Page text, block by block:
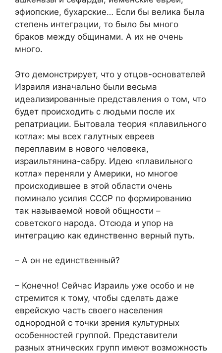
эфиопские, бухарские… Если бы велика была
степень интеграции, то было бы много
браков между общинами. А их не очень
много.
Это демонстрирует, что у отцов-основателей
Израиля изначально были весьма
идеализированные представления о том, что
будет происходить с людьми после их
репатриации. Бытовала теория «плавильного
котла»: мы всех галутных евреев
переплавим в нового человека,
израильтянина-сабру. Идею «плавильного
котла» переняли у Америки, но многое
происходившее в этой области очень
поминало усилия СССР по формированию
так называемой новой общности –
советского народа. Отсюда и упор на
интеграцию как единственно верный путь.
– А он не единственный?
– Конечно! Сейчас Израиль уже особо и не
стремится к тому, чтобы сделать даже
еврейскую часть своего населения
однородной с точки зрения культурных
особенностей группой. Представители
разных этнических групп имеют возможность